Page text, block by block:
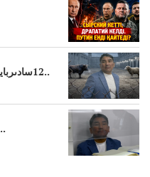
12سادىربايدىتاعىسى كەلە12نجىلعاۇقا مەس..
سوتتولەنگەناپتار ايىبە؟ۋ تسوتتاعىا..